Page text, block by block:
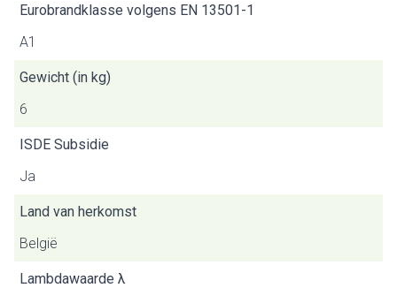
Eurobrandklasse volgens EN 13501-1
A1
Gewicht (in kg)
6
ISDE Subsidie
Ja
Land van herkomst
België
Lambdawaarde λ